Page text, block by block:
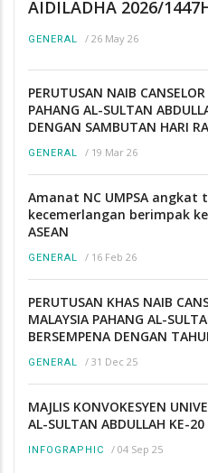
AIDILADHA 2026/
GENERAL / 26 May 26
PERUTUSAN NAIB
PAHANG AL-SULTAN
DENGAN SAMBUTAN HARI
GENERAL / 19 Mar 26
Amanat NC UMPSA angkat
kecemerlangan berimpak
ASEAN
GENERAL / 16 Feb 26
PERUTUSAN KHAS NAIB
MALAYSIA PAHANG AL-
BERSEMPENA DENGAN
GENERAL / 31 Dec 25
MAJLIS KONVOKESYEN
AL-SULTAN ABDULLAH KE-
INFOGRAPHIC / 04 Sep 25